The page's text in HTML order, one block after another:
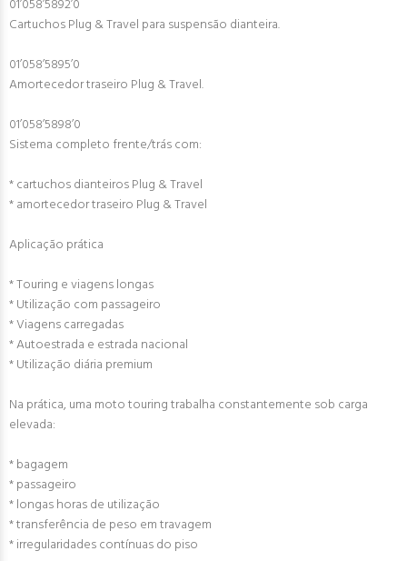
01’058’5892’0
Cartuchos Plug & Travel para suspensão dianteira.
01’058’5895’0
Amortecedor traseiro Plug & Travel.
01’058’5898’0
Sistema completo frente/trás com:
* cartuchos dianteiros Plug & Travel
* amortecedor traseiro Plug & Travel
Aplicação prática
* Touring e viagens longas
* Utilização com passageiro
* Viagens carregadas
* Autoestrada e estrada nacional
* Utilização diária premium
Na prática, uma moto touring trabalha constantemente sob carga
elevada:
* bagagem
* passageiro
* longas horas de utilização
* transferência de peso em travagem
* irregularidades contínuas do piso